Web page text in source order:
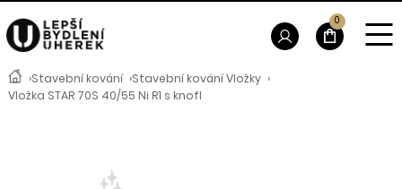
›Stavební kování ›Stavební kování Vložky ›
Vložka STAR 70S 40/55 Ni R1 s knofl
0